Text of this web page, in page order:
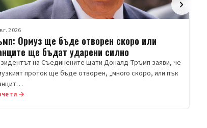
2026
Ормуз ще бъде отворен скоро или
ще бъдат ударени силно
на Съединените щати Доналд Тръмп заяви, че
проток ще бъде отворен, „много скоро, или пък
→